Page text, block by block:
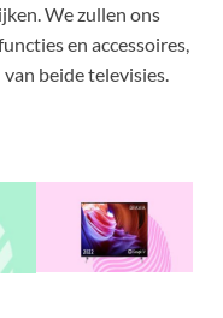
We zullen ons
en accessoires,
beide televisies.